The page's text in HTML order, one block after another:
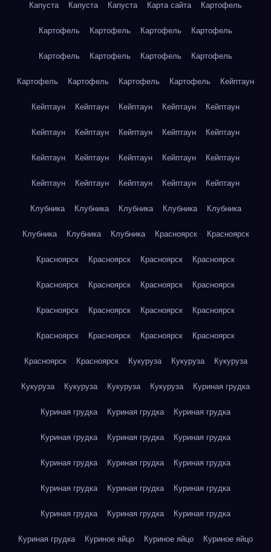
Капуста Капуста Капуста Карта сайта Картофель
Картофель Картофель Картофель Картофель
Картофель Картофель Картофель Картофель
Картофель Картофель Картофель Картофель Кейптаун
Кейптаун Кейптаун Кейптаун Кейптаун Кейптаун
Кейптаун Кейптаун Кейптаун Кейптаун Кейптаун
Кейптаун Кейптаун Кейптаун Кейптаун Кейптаун
Кейптаун Кейптаун Кейптаун Кейптаун Кейптаун
Клубника Клубника Клубника Клубника Клубника
Клубника Клубника Клубника Красноярск Красноярск
Красноярск Красноярск Красноярск Красноярск
Красноярск Красноярск Красноярск Красноярск
Красноярск Красноярск Красноярск Красноярск
Красноярск Красноярск Красноярск Красноярск
Красноярск Красноярск Кукуруза Кукуруза Кукуруза
Кукуруза Кукуруза Кукуруза Кукуруза Куриная грудка
Куриная грудка Куриная грудка Куриная грудка
Куриная грудка Куриная грудка Куриная грудка
Куриная грудка Куриная грудка Куриная грудка
Куриная грудка Куриная грудка Куриная грудка
Куриная грудка Куриная грудка Куриная грудка
Куриная грудка Куриное яйцо Куриное яйцо Куриное яйцо